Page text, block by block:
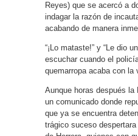
Reyes) que se acercó a
indagar la razón de
acabando de manera
“¡Lo mataste!” y “Le dio
escuchar cuando el
quemarropa acaba con la
Aunque horas después
un comunicado donde
que ya se encuentra
trágico suceso